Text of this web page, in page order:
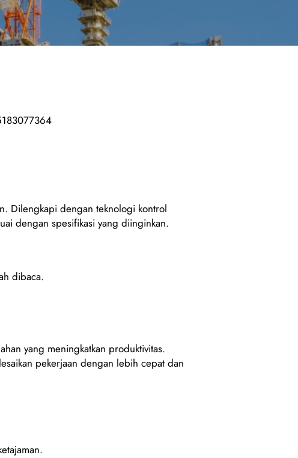
Dilengkapi dengan teknologi kontrol
dengan spesifikasi yang diinginkan.
dibaca.
yang meningkatkan produktivitas.
pekerjaan dengan lebih cepat dan